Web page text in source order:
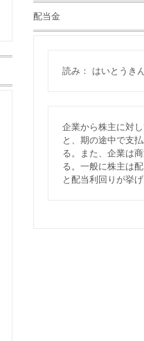
配当金
読み： はいとうき
企業から株主に対
と、期の途中で支
る。また、企業は
る。一般に株主は
と配当利回りが挙げ